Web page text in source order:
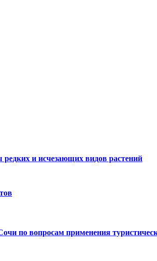
и исчезающих видов растений
по вопросам применения